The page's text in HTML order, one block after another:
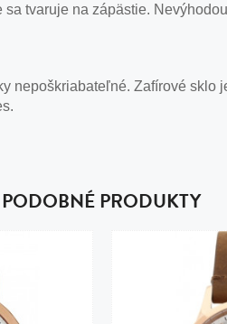
tvaruje na zápästie.
nepoškriabateľné. Zafírové
PODOBNÉ PRODUKTY